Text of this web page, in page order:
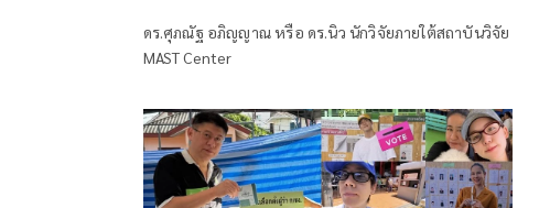
ดร.ศุภณัฐ อภิญญาณ หรือ ดร.นิว นักวิจัยภายใต้สถาบันวิจัย
MAST Center